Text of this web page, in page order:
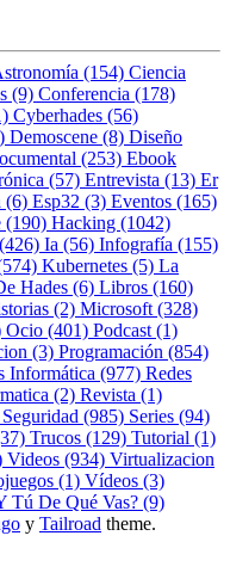
(154) Ciencia
(9) Conferencia (178)
Cyberhades (56)
Demoscene (8) Diseño
(253) Ebook
(57) Entrevista (13) Er
(6) Esp32 (3) Eventos (165)
(190) Hacking (1042)
Ia (56) Infografía (155)
Kubernetes (5) La
Hades (6) Libros (160)
(2) Microsoft (328)
Ocio (401) Podcast (1)
(3) Programación (854)
Informática (977) Redes
(2) Revista (1)
Seguridad (985) Series (94)
Trucos (129) Tutorial (1)
Videos (934) Virtualizacion
(1) Vídeos (3)
Tú De Qué Vas? (9)
y Tailroad theme.